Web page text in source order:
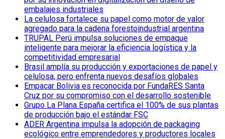
embalajes industriales
La celulosa fortalece su papel como motor de valor
agregado para la cadena forestoindustrial argentina
TRUPAL Perú impulsa soluciones de empaque
inteligente para mejorar la eficiencia logística y la
competitividad empresarial
Brasil amplía su producción y exportaciones de papel y
celulosa, pero enfrenta nuevos desafíos globales
Empacar Bolivia es reconocida por FundaRES Santa
Cruz por su compromiso con el desarrollo sostenible
Grupo La Plana España certifica el 100% de sus plantas
de producción bajo el estándar FSC
ADER Argentina impulsa la adopción de packaging
ecológico entre emprendedores y productores locales